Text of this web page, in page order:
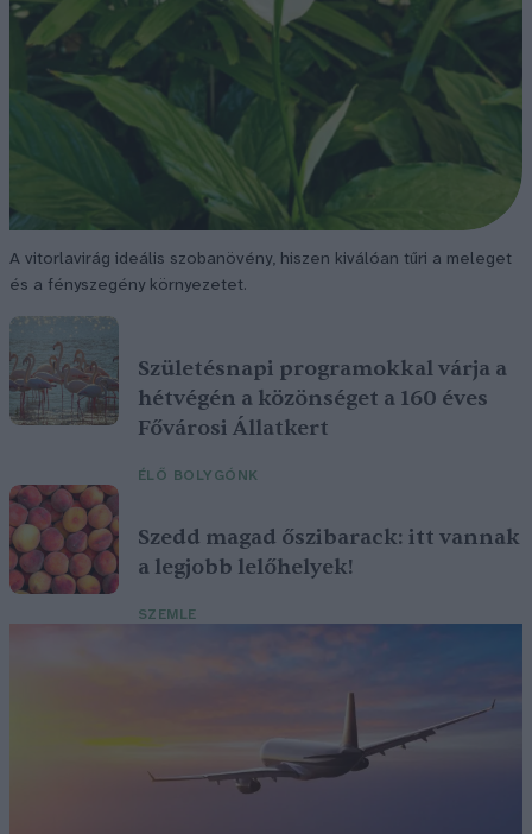
A vitorlavirág ideális szobanövény, hiszen kiválóan tűri a meleget
és a fényszegény környezetet.
Születésnapi programokkal várja a
hétvégén a közönséget a 160 éves
Fővárosi Állatkert
ÉLŐ BOLYGÓNK
Szedd magad őszibarack: itt vannak
a legjobb lelőhelyek!
SZEMLE